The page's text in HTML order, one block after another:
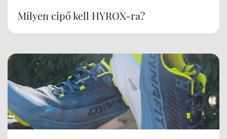
Milyen cipő kell HYROX-ra?